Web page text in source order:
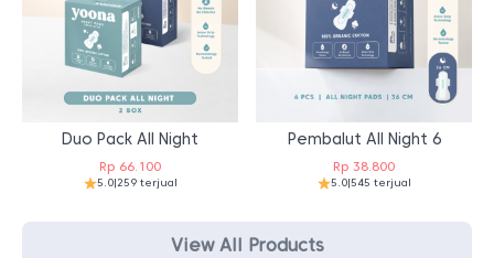
Duo Pack All Night
Rp 66.100
5.0|259 terjual
Pembalut All Night 6
Rp 38.800
5.0|545 terjual
View All Products